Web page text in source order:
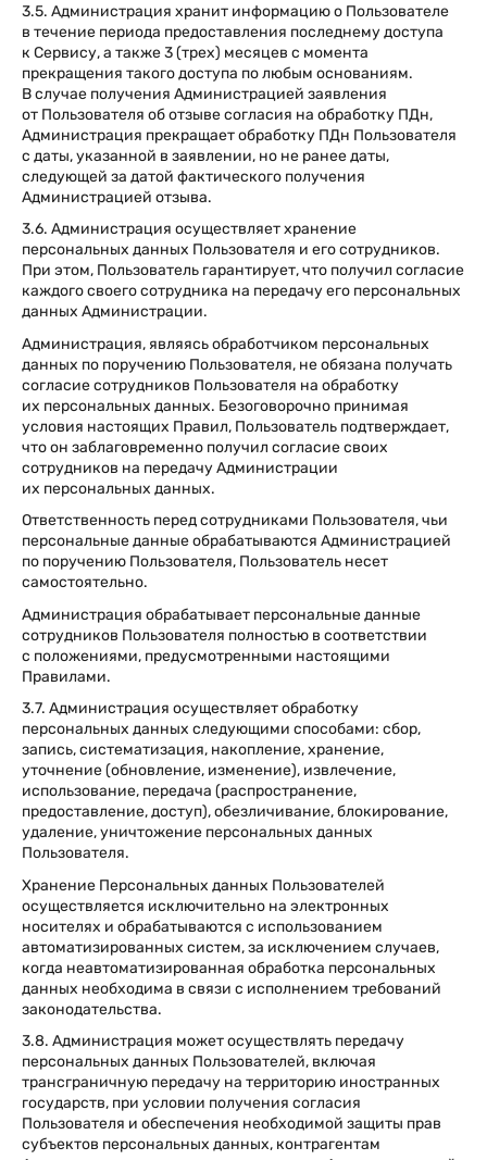
3.5. Администрация хранит информацию о Пользователе
в течение периода предоставления последнему доступа
к Сервису, а также 3 (трех) месяцев с момента
прекращения такого доступа по любым основаниям.
В случае получения Администрацией заявления
от Пользователя об отзыве согласия на обработку ПДн,
Администрация прекращает обработку ПДн Пользователя
с даты, указанной в заявлении, но не ранее даты,
следующей за датой фактического получения
Администрацией отзыва.
3.6. Администрация осуществляет хранение
персональных данных Пользователя и его сотрудников.
При этом, Пользователь гарантирует, что получил согласие
каждого своего сотрудника на передачу его персональных
данных Администрации.
Администрация, являясь обработчиком персональных
данных по поручению Пользователя, не обязана получать
согласие сотрудников Пользователя на обработку
их персональных данных. Безоговорочно принимая
условия настоящих Правил, Пользователь подтверждает,
что он заблаговременно получил согласие своих
сотрудников на передачу Администрации
их персональных данных.
Ответственность перед сотрудниками Пользователя, чьи
персональные данные обрабатываются Администрацией
по поручению Пользователя, Пользователь несет
самостоятельно.
Администрация обрабатывает персональные данные
сотрудников Пользователя полностью в соответствии
с положениями, предусмотренными настоящими
Правилами.
3.7. Администрация осуществляет обработку
персональных данных следующими способами: сбор,
запись, систематизация, накопление, хранение,
уточнение (обновление, изменение), извлечение,
использование, передача (распространение,
предоставление, доступ), обезличивание, блокирование,
удаление, уничтожение персональных данных
Пользователя.
Хранение Персональных данных Пользователей
осуществляется исключительно на электронных
носителях и обрабатываются с использованием
автоматизированных систем, за исключением случаев,
когда неавтоматизированная обработка персональных
данных необходима в связи с исполнением требований
законодательства.
3.8. Администрация может осуществлять передачу
персональных данных Пользователей, включая
трансграничную передачу на территорию иностранных
государств, при условии получения согласия
Пользователя и обеспечения необходимой защиты прав
субъектов персональных данных, контрагентам